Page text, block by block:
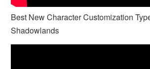
Best New Character Customization
Shadowlands